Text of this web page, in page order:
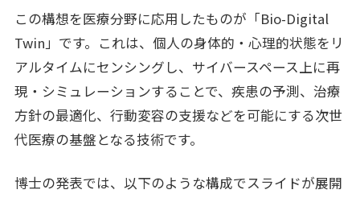
この構想を医療分野に応用したものが「Bio-Digital
Twin」です。これは、個人の身体的・心理的状態をリ
アルタイムにセンシングし、サイバースペース上に再
現・シミュレーションすることで、疾患の予測、治療
方針の最適化、行動変容の支援などを可能にする次世
代医療の基盤となる技術です。
博士の発表では、以下のような構成でスライドが展開